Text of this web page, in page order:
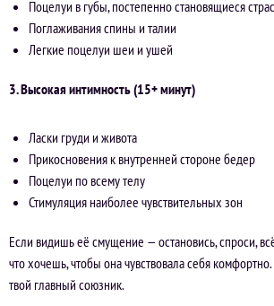
Поцелуи в губы, постепенно становящиеся
Поглаживания спины и талии
Легкие поцелуи шеи и ушей
3. Высокая интимность (15+ минут)
Ласки груди и живота
Прикосновения к внутренней стороне бедер
Поцелуи по всему телу
Стимуляция наиболее чувствительных зон
Если видишь её смущение — остановись, спроси,
что хочешь, чтобы она чувствовала себя
твой главный союзник.